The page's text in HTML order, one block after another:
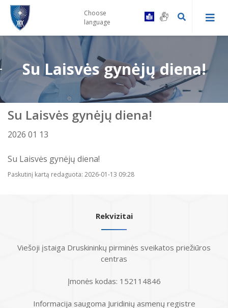
Kaip tapti Centro pacientu
Gydytojų konsultacinės komisijos
tvarka
Bendrosios praktikos slaugytojų
kontaktai
pacientams
Profilaktinio (ikigydytojinio) kabineto
darbo laikas ir funkcijos Druskininkų
Druskininkų PSPC registratūra ir
gydytojų kabinetai
Viečiūnų ambulatorija
Laukimo eilėje laikas
darbuotojai
Prevencinės programos
Bendradarbiavimas su VSB
Choose
language
Su Laisvės gynėjų diena!
Su Laisvės gynėjų diena!
2026 01 13
Su Laisvės gynėjų diena!
Paskutinį kartą redaguota: 2026-01-13 09:28
Rekvizitai
Viešoji įstaiga Druskininkų pirminės sveikatos priežiūros
centras
Įmonės kodas: 152114846
Informacija saugoma Juridinių asmenų registre